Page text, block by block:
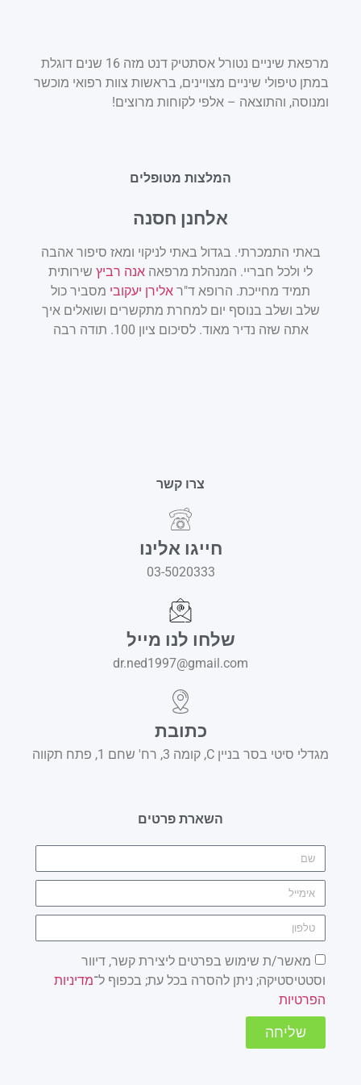
מרפאת שיניים נטורל אסתטיק דנט מזה 16 שנים דוגלת
במתן טיפולי שיניים מצויינים, בראשות צוות רפואי מוכשר
ומנוסה, והתוצאה – אלפי לקוחות מרוצים!
המלצות מטופלים
אלחנן חסנה
באתי התמכרתי. בגדול באתי לניקוי ומאז סיפור אהבה
לי ולכל חבריי. המנהלת מרפאה אנה רביץ שירותית
תמיד מחייכת. הרופא ד"ר אלירן יעקובי מסביר כול
שלב ושלב בנוסף יום למחרת מתקשרים ושואלים איך
אתה שזה נדיר מאוד. לסיכום ציון 100. תודה רבה
צרו קשר
חייגו אלינו
03-5020333
שלחו לנו מייל
dr.ned1997@gmail.com
כתובת
מגדלי סיטי בסר בניין C, קומה 3, רח' שחם 1, פתח תקווה
השארת פרטים
מאשר/ת שימוש בפרטים ליצירת קשר, דיוור
וסטטיסטיקה; ניתן להסרה בכל עת; בכפוף ל־מדיניות
הפרטיות
שליחה